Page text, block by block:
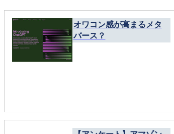
オワコン感が高まるメタ
バース？